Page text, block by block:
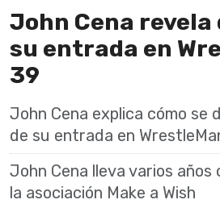
John Cena
su entrada en
39
John Cena explica cómo se
de su entrada en
John Cena lleva varios años
la asociación Make a Wish